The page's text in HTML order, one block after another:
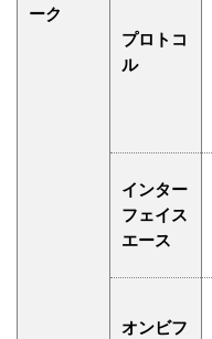
ーク
プロトコ
ル
インター
フェイス
エース
オンビフ